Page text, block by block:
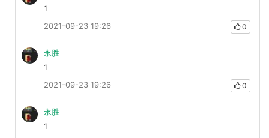
1
2021-09-23 19:26
0
永胜
1
2021-09-23 19:26
0
永胜
1